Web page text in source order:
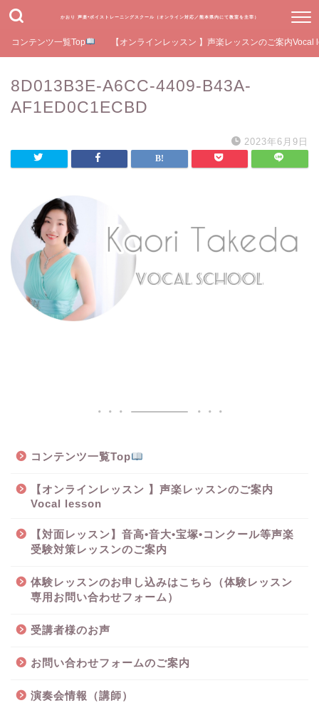
かおり 声楽•ボイストレーニングスクール（オンライン対応／熊本県内にて教室を主宰）
コンテンツ一覧Top 【オンラインレッスン 】声楽レッスンのご案内Vocal
8D013B3E-A6CC-4409-B43A-
AF1ED0C1ECBD
2023年6月9日
コンテンツ一覧Top
【オンラインレッスン 】声楽レッスンのご案内
Vocal lesson
【対面レッスン】音高•音大•宝塚•コンクール等声楽
受験対策レッスンのご案内
体験レッスンのお申し込みはこちら（体験レッスン
専用お問い合わせフォーム）
受講者様のお声
お問い合わせフォームのご案内
演奏会情報（講師）